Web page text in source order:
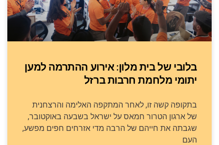
בלובי של בית מלון: אירוע ההתרמה למען
יתומי מלחמת חרבות ברזל
בתקופה קשה זו, לאחר המתקפה האלימה והרצחנית
של ארגון הטרור חמאס על ישראל בשבעה באוקטובר,
שגבתה את חייהם של הרבה מדי אזרחים חפים מפשע,
העם